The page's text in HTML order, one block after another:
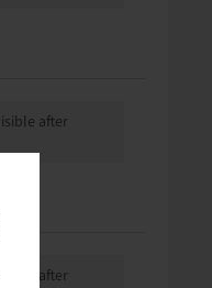
after
after